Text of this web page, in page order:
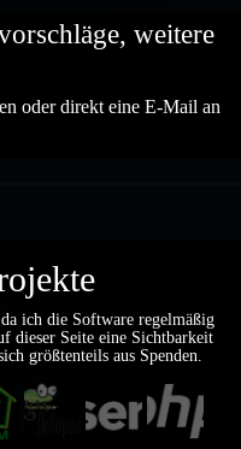
weitere
oder direkt eine E-Mail an
ich die Software regelmäßig
dieser Seite eine Sichtbarkeit
größtenteils aus Spenden.
Notepad++pfSense PHP